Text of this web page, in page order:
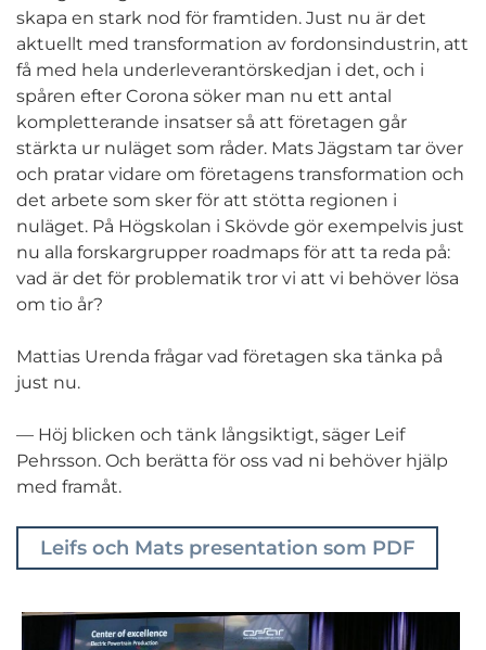
skapa en stark nod för framtiden. Just nu är det
aktuellt med transformation av fordonsindustrin, att
få med hela underleverantörskedjan i det, och i
spåren efter Corona söker man nu ett antal
kompletterande insatser så att företagen går
stärkta ur nuläget som råder. Mats Jägstam tar över
och pratar vidare om företagens transformation och
det arbete som sker för att stötta regionen i
nuläget. På Högskolan i Skövde gör exempelvis just
nu alla forskargrupper roadmaps för att ta reda på:
vad är det för problematik tror vi att vi behöver lösa
om tio år?
Mattias Urenda frågar vad företagen ska tänka på
just nu.
— Höj blicken och tänk långsiktigt, säger Leif
Pehrsson. Och berätta för oss vad ni behöver hjälp
med framåt.
Leifs och Mats presentation som PDF